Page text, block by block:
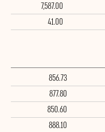
7,587.00
41.00
856.73
877.80
850.60
888.10